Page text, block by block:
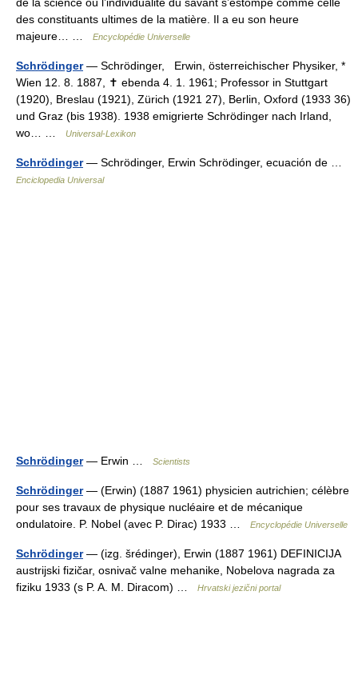
des constituants ultimes de la matière. Il a eu son heure
majeure… …
Encyclopédie Universelle
Schrödinger— Schrödinger, Erwin, österreichischer Physiker, *
Wien 12. 8. 1887, ✝ ebenda 4. 1. 1961; Professor in Stuttgart
(1920), Breslau (1921), Zürich (1921 27), Berlin, Oxford (1933 36)
und Graz (bis 1938). 1938 emigrierte Schrödinger nach Irland,
wo… …
Universal-Lexikon
Schrödinger— Schrödinger, Erwin Schrödinger, ecuación de …
Enciclopedia Universal
Schrödinger— Erwin … Scientists
Schrödinger— (Erwin) (1887 1961) physicien autrichien; célèbre
pour ses travaux de physique nucléaire et de mécanique
ondulatoire. P. Nobel (avec P. Dirac) 1933 …
Encyclopédie Universelle
Schrödinger— (izg. šrédinger), Erwin (1887 1961) DEFINICIJA
austrijski fizičar, osnivač valne mehanike, Nobelova nagrada za
fiziku 1933 (s P. A. M. Diracom) …
Hrvatski jezični portal